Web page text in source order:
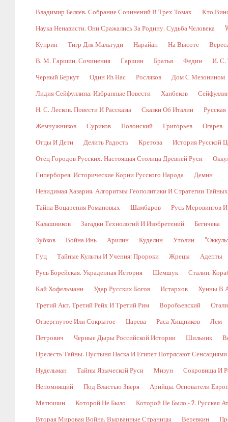
Владимир Беляев. Собрание Сочинений В Трех Томах Кто
Наука Ненависти. Они Сражались За Родину. Судьба Человека
Куприн Тигр Для Мальгуди Нарайан На Высоте
В. М. Гаршин. Сочинения Гаршин Братья Федин И. С.
Черный Беркут Один Из Нас Росляков Дом С Мезонином
Лидия Сейфуллина. Избранные Повести Ханбеков
Н. С. Лесков. Повести И Рассказы Сказки Об Италии
Жемчужников Суриков Полонский Григорьев Огарев
Отцы И Дети Делить Радость Кретова История Русской
Отец Городов Русских. Настоящая Столица Древней Руси
Гиперборея. Исторические Корни Русского Народа Демин
Невидимая Хазария. Алгоритмы Геополитики И Стратегии
Тайна Воцарения Романовых Шамбаров Русь Меровингов
Калашников Загадки Технологий И Изобретений Бегичева
Зубков Война Инь Арилин Куделин Утолин
Гуц Тайные Культы И Учения: Пророки Жрецы Адепты
Русь Борейская. Украденная История Шемшук Сталин.
Кай Хофельманн Удар Русских Богов Истархов Хунны В
Третий Акт. Третий Рейх И Третий Рим Воробьевский
Отвергнутое Или Сокрытое Царева Раса Хищников Лем
Петрович Черные Дыры Российской Истории Шильник
Прелесть Тайны. Пустыня Наска И Египет Потрясают Сенсациями
Нудельман Тайны Языческой Руси Мизун Сокровища И
Непомнящий Под Властью Зверя Арийцы. Основатели
Матюшин Которой Не Было Которой Не Было - 2. Русская
Вторая Мировая Война. Вырванные Страницы Веревкин